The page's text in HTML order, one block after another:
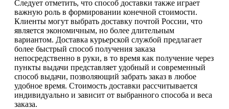
Следует отметить, что способ доставки также играет
важную роль в формировании конечной стоимости.
Клиенты могут выбрать доставку почтой России, что
является экономичным, но более длительным
вариантом. Доставка курьерской службой предлагает
более быстрый способ получения заказа
непосредственно в руки, в то время как получение через
пункты выдачи представляет удобный и современный
способ выдачи, позволяющий забрать заказ в любое
удобное время. Стоимость доставки рассчитывается
индивидуально и зависит от выбранного способа и веса
заказа.